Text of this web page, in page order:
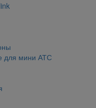
для мини АТС